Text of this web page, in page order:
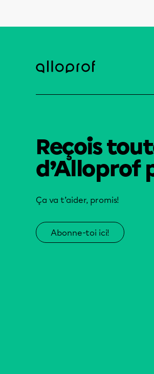
Reçois
d’Alloprof
Ça va t’aider, promis!
Abonne-toi ici!